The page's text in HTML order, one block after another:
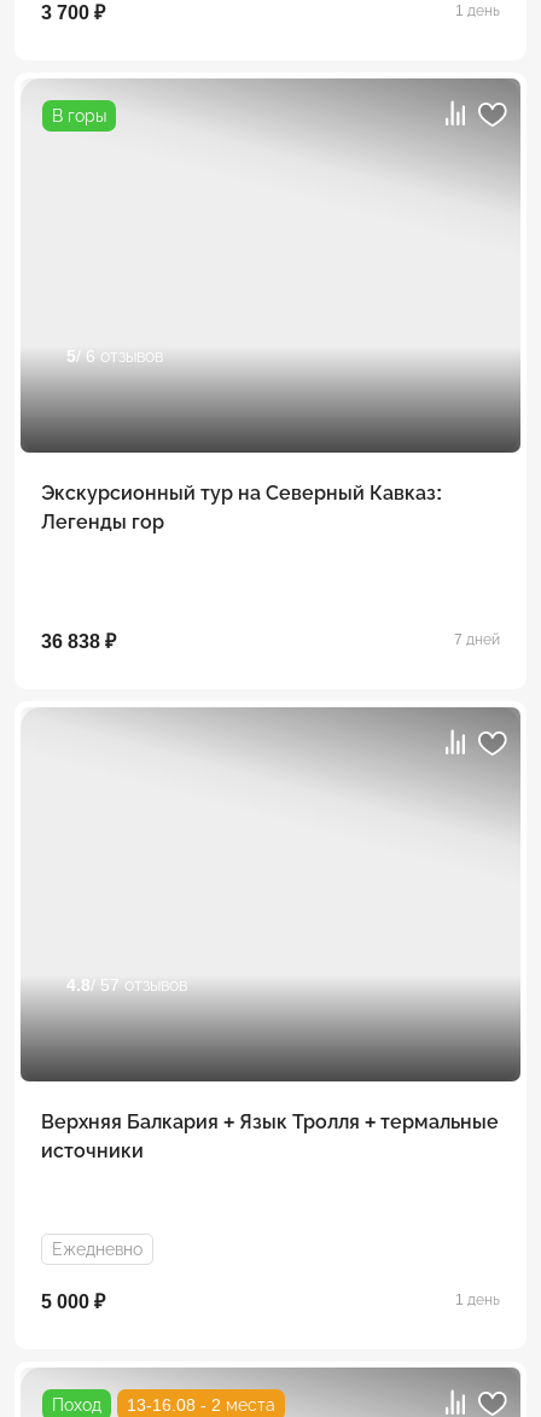
3 700 ₽ 1 день
В горы
5/ 6 отзывов
Экскурсионный тур на Северный Кавказ:
Легенды гор
36 838 ₽ 7 дней
4.8/ 57 отзывов
Верхняя Балкария + Язык Тролля + термальные
источники
Ежедневно
5 000 ₽ 1 день
Поход 13-16.08 - 2 места